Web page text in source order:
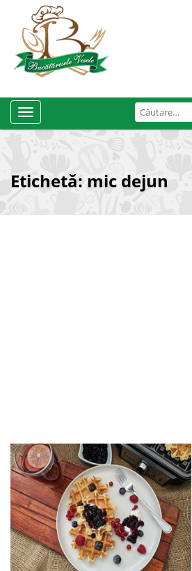
Caută
după:
Toggle
Navigation
Etichetă: mic dejun